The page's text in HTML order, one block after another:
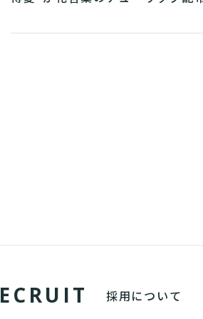
EC RU IT 採用について